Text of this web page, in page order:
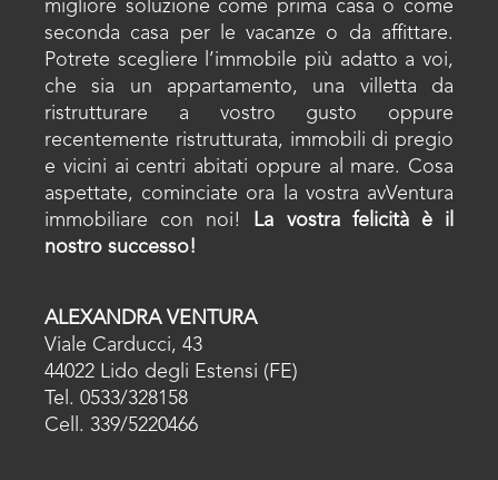
migliore soluzione come prima casa o come
seconda casa per le vacanze o da affittare.
Potrete scegliere l’immobile più adatto a voi,
che sia un appartamento, una villetta da
ristrutturare a vostro gusto oppure
recentemente ristrutturata, immobili di pregio
e vicini ai centri abitati oppure al mare. Cosa
aspettate, cominciate ora la vostra avVentura
immobiliare con noi!
La vostra felicità è il
nostro successo!
ALEXANDRA VENTURA
Viale Carducci, 43
44022 Lido degli Estensi (FE)
Tel. 0533/328158
Cell. 339/5220466